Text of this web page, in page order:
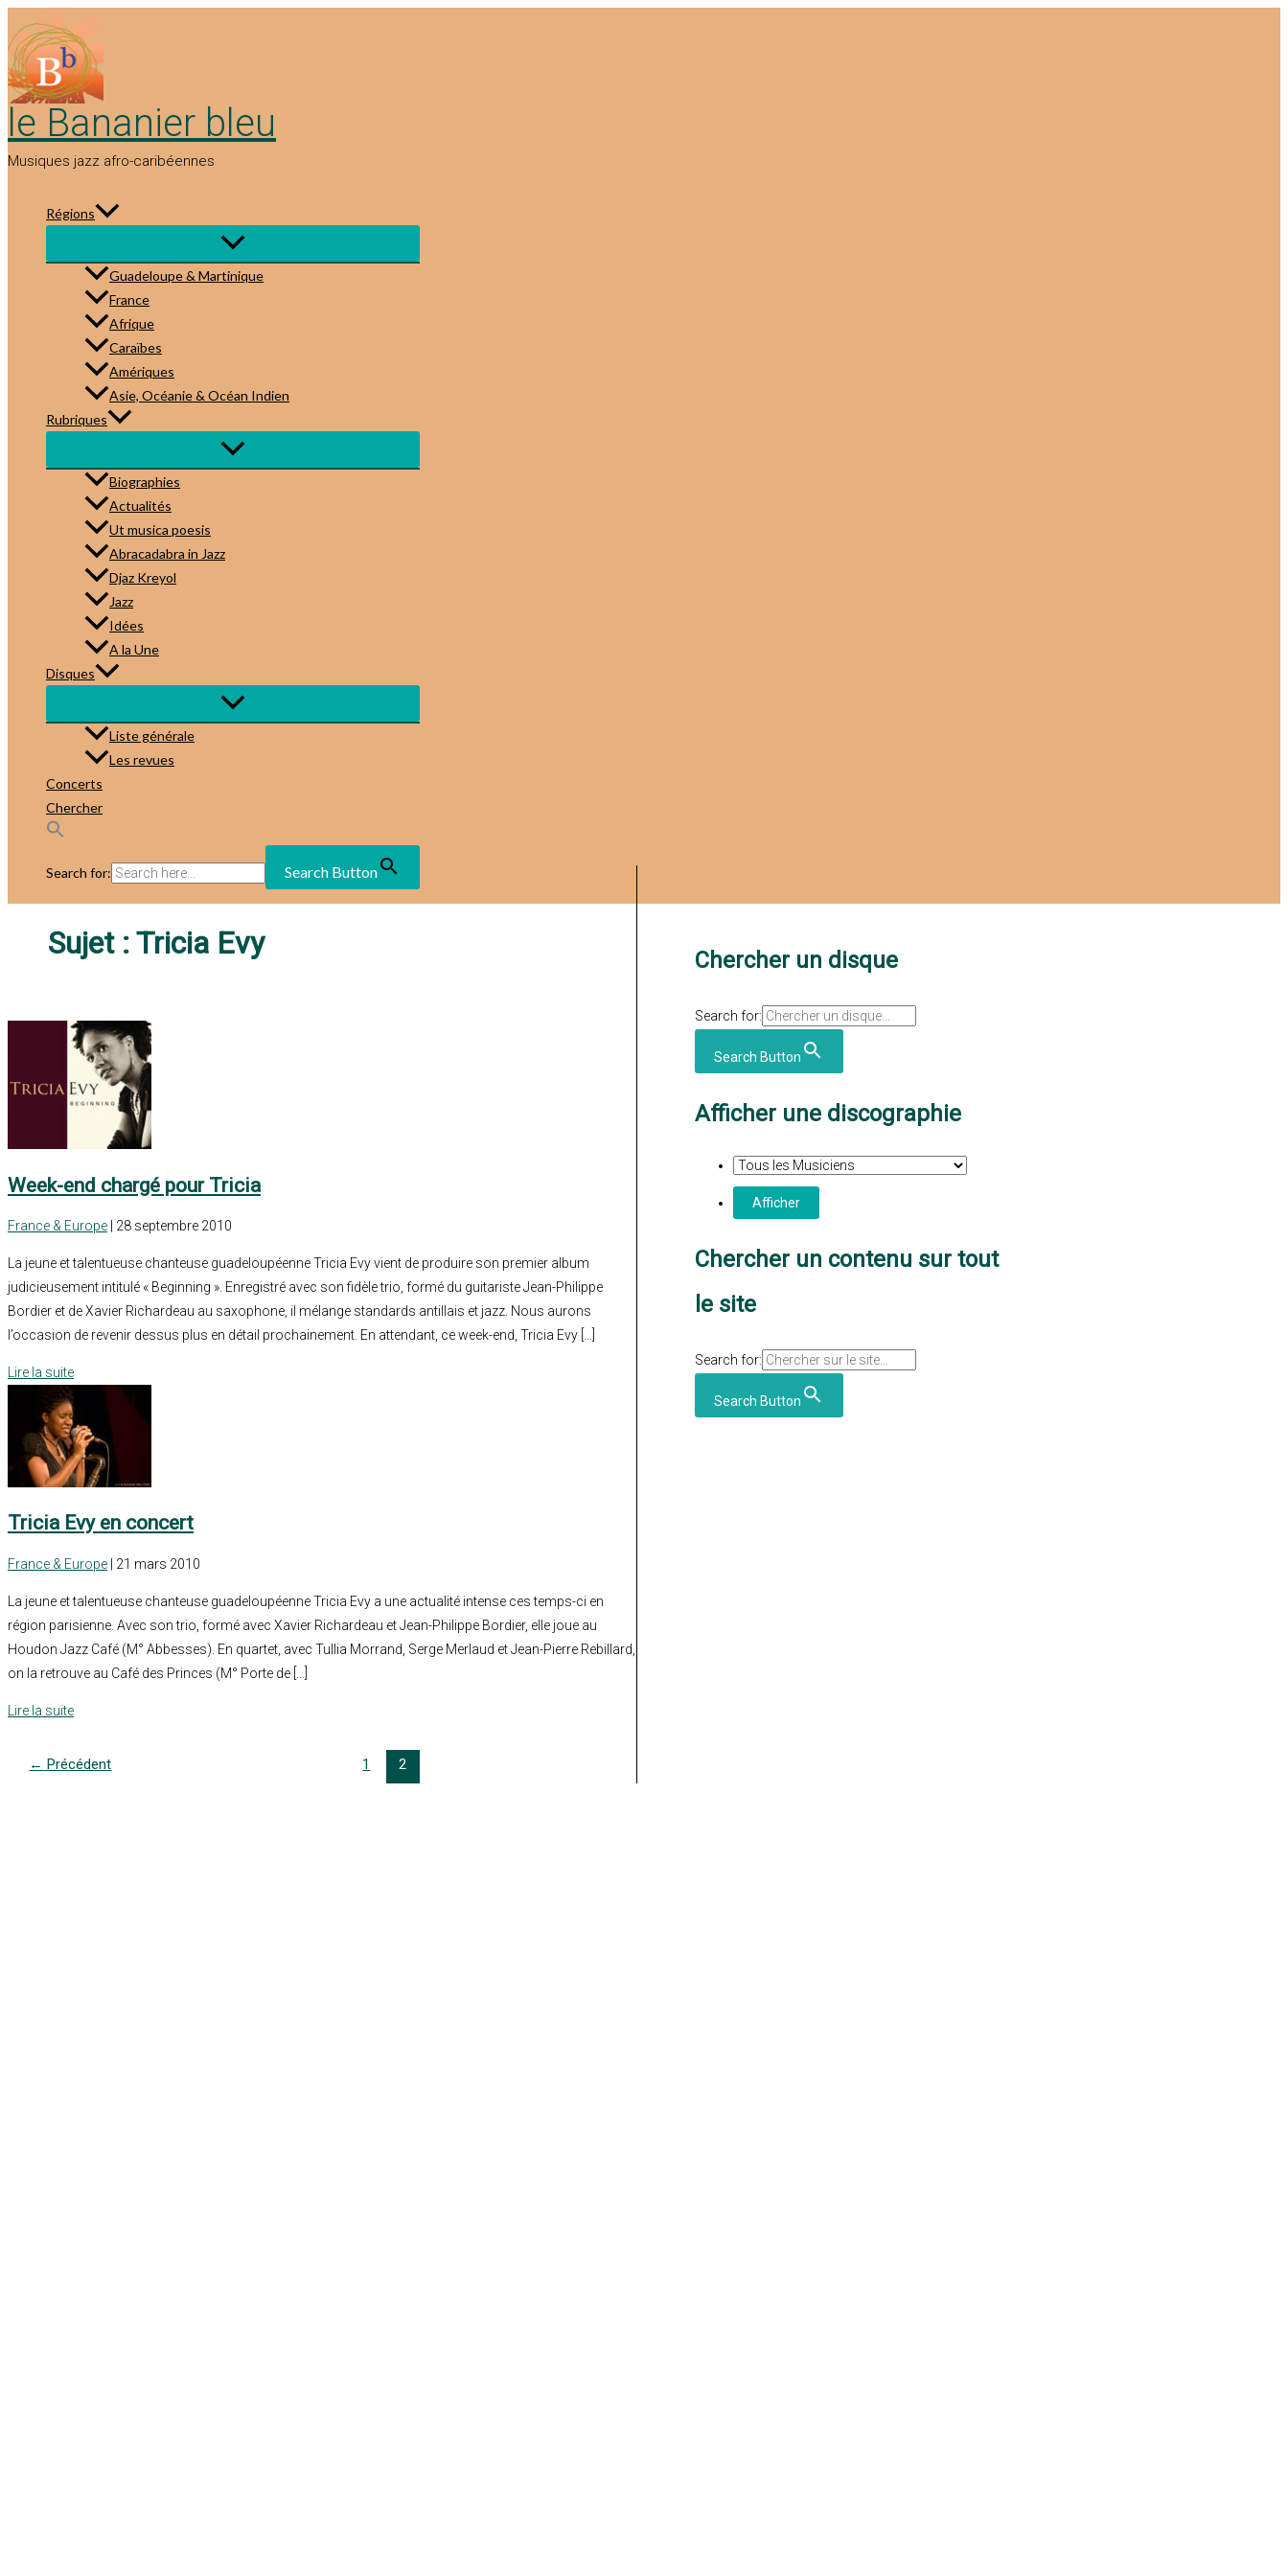
au
contenu
le Bananier bleu
Musiques jazz afro-caribéennes
Régions
Guadeloupe & Martinique
France
Afrique
Caraïbes
Amériques
Asie, Océanie & Océan Indien
Rubriques
Biographies
Actualités
Ut musica poesis
Abracadabra in Jazz
Djaz Kreyol
Jazz
Idées
A la Une
Disques
Liste générale
Les revues
Concerts
Chercher
Search for: Search Button
Sujet :Tricia Evy
Week-end chargé pour Tricia
France & Europe | 28 septembre 2010
La jeune et talentueuse chanteuse guadeloupéenne Tricia Evy vient de produire son premier album
judicieusement intitulé « Beginning ». Enregistré avec son fidèle trio, formé du guitariste Jean-Philippe
Bordier et de Xavier Richardeau au saxophone, il mélange standards antillais et jazz. Nous aurons
l’occasion de revenir dessus plus en détail prochainement. En attendant, ce week-end, Tricia Evy […]
Lire la suite
Tricia Evy en concert
France & Europe | 21 mars 2010
La jeune et talentueuse chanteuse guadeloupéenne Tricia Evy a une actualité intense ces temps-ci en
région parisienne. Avec son trio, formé avec Xavier Richardeau et Jean-Philippe Bordier, elle joue au
Houdon Jazz Café (M° Abbesses). En quartet, avec Tullia Morrand, Serge Merlaud et Jean-Pierre Rebillard,
on la retrouve au Café des Princes (M° Porte de […]
Lire la suite
← Précédent 1 2
Chercher un disque
Search for:
Search Button
Afficher une discographie
Chercher un contenu sur tout
le site
Search for:
Search Button